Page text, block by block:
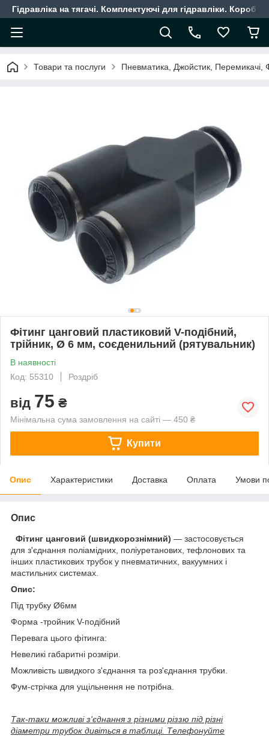
Гідравліка на тягачі. Комплектуючі для гідравліки.
Товари та послуги Пневматика, Джойстик, Перемикачі,
Фітинг цанговий пластиковий V-подібний,
трійник, Ø 6 мм, соєденильний (рятувальник)
В наявності
Код: 55310
Роздріб
від 75 ₴
Мінімальна сума замовлення на сайті — 450 ₴
Купити
Опис Характеристики Доставка Оплата Умови
Опис
Фітинг цанговий (швидкорознімний) — застосовується
для з'єднання поліамідних, поліуретанових, тефлонових та
інших пластикових трубок у пневматичних, вакуумних і
мастильних системах.
Опис:
Під трубку Ø6мм
Форма -тройник V-подібний
Перевага цього фітинга:
Невеликі габаритні розміри.
Можливість швидкого з'єднання та роз'єднання трубки.
Фум-стрічка для ущільнення не потрібна.
Так-таки можливі з'єднання з різними різзю під різні
діаметри трубок дивіться в таблиці. Телефонуйте